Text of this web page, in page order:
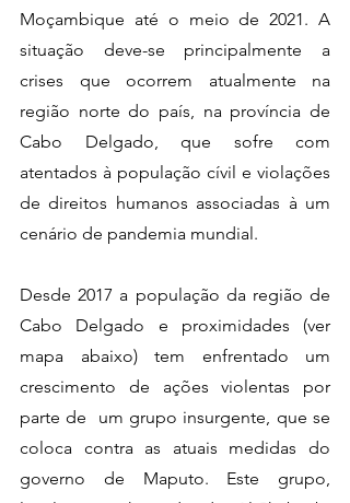
Moçambique até o meio de 2021. A
situação deve-se principalmente a
crises que ocorrem atualmente na
região norte do país, na província de
Cabo Delgado, que sofre com
atentados à população cívil e violações
de direitos humanos associadas à um
cenário de pandemia mundial.
Desde 2017 a população da região de
Cabo Delgado e proximidades (ver
mapa abaixo) tem enfrentado um
crescimento de ações violentas por
parte de  um grupo insurgente, que se
coloca contra as atuais medidas do
governo de Maputo. Este grupo,